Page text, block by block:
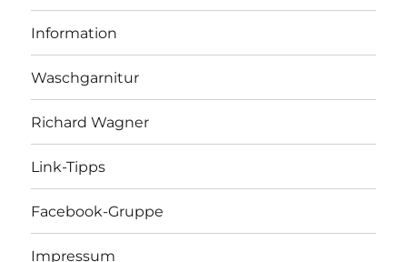
Information
Waschgarnitur
Richard Wagner
Link-Tipps
Facebook-Gruppe
Impressum